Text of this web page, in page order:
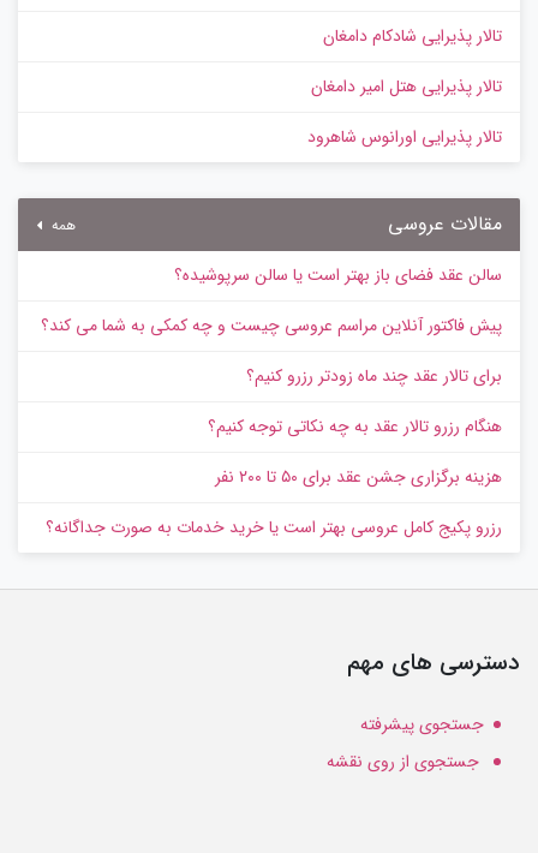
تالار پذیرایی شادکام دامغان
تالار پذیرایی هتل امیر دامغان
تالار پذیرایی اورانوس شاهرود
مقالات عروسی همه
سالن عقد فضای باز بهتر است یا سالن سرپوشیده؟
پیش‌ فاکتور آنلاین مراسم عروسی چیست و چه کمکی به شما می کند؟
برای تالار عقد چند ماه زودتر رزرو کنیم؟
هنگام رزرو تالار عقد به چه نکاتی توجه کنیم؟
هزینه برگزاری جشن عقد برای ۵۰ تا ۲۰۰ نفر
رزرو پکیج کامل عروسی بهتر است یا خرید خدمات به‌ صورت جداگانه؟
دسترسی های مهم
جستجوی پیشرفته
جستجوی از روی نقشه